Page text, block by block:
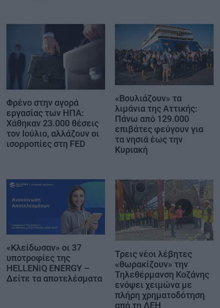
Φρένο στην αγορά
εργασίας των ΗΠΑ:
Χάθηκαν 23.000 θέσεις
τον Ιούλιο, αλλάζουν οι
ισορροπίες στη FED
«Βουλιάζουν» τα
λιμάνια της Αττικής:
Πάνω από 129.000
επιβάτες φεύγουν για
τα νησιά έως την
Κυριακή
«Κλείδωσαν» οι 37
υποτροφίες της
HELLENiQ ENERGY –
Δείτε τα αποτελέσματα
Τρεις νέοι λέβητες
«θωρακίζουν» την
Τηλεθέρμανση Κοζάνης
ενόψει χειμώνα με
πλήρη χρηματοδότηση
από τη ΔΕΗ